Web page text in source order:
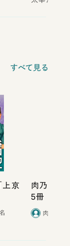
すべて見る
上京
肉乃小路
5冊
肉乃小路